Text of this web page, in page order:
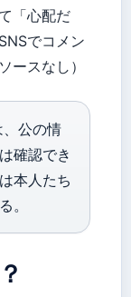
「心配だ
でコメン
ースなし）
公の情
確認でき
本人たち
。